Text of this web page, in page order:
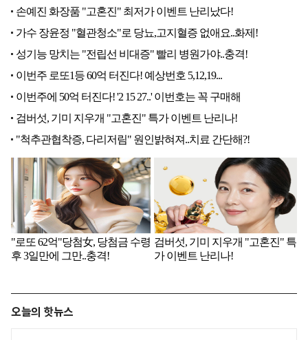
오늘의 핫뉴스